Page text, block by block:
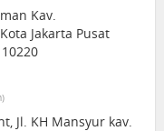
Kav.
Jakarta Pusat
Jl. KH Mansyur kav.